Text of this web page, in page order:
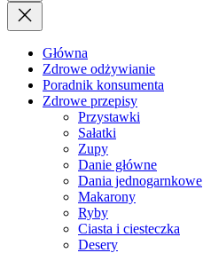
Główna
Zdrowe odżywianie
Poradnik konsumenta
Zdrowe przepisy
Przystawki
Sałatki
Zupy
Danie główne
Dania jednogarnkowe
Makarony
Ryby
Ciasta i ciesteczka
Desery